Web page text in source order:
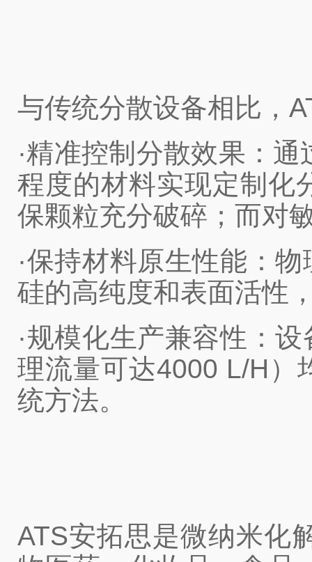
与传统分散设备相比，
·精准控制分散效果：
程度的材料实现定制化
保颗粒充分破碎；而对
·保持材料原生性能：
硅的高纯度和表面活性
·规模化生产兼容性：
理流量可达4000 L/H）
统方法。
ATS安拓思是微纳米化